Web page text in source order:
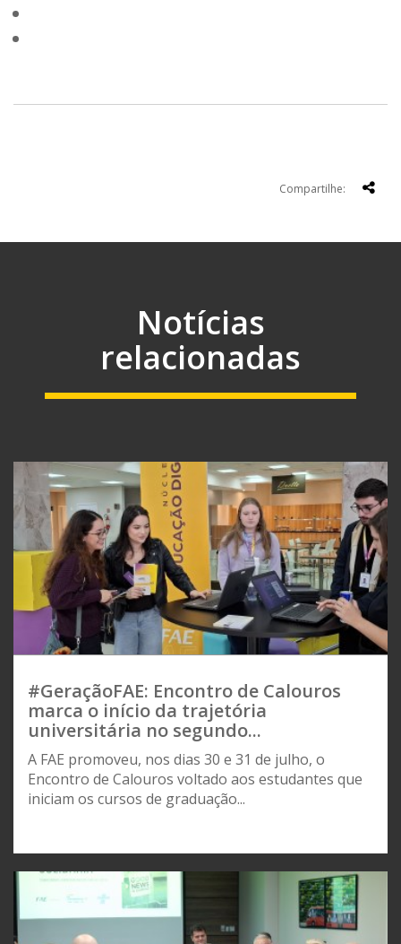
Compartilhe:
Notícias
relacionadas
#GeraçãoFAE: Encontro de Calouros
marca o início da trajetória
universitária no segundo...
A FAE promoveu, nos dias 30 e 31 de julho, o
Encontro de Calouros voltado aos estudantes que
iniciam os cursos de graduação...